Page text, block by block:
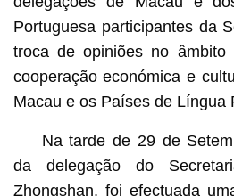
Portuguesa participantes da
troca de opiniões no âmbito
cooperação económica e
Macau e os Países de Língua
Na tarde de 29 de
da delegação do
Zhongshan, foi efectuada